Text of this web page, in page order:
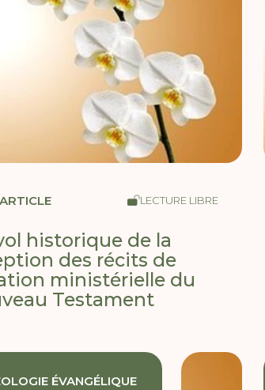
ARTICLE LECTURE LIBRE
historique de la
des récits de
ministérielle du
Testament
ÉVANGÉLIQUE